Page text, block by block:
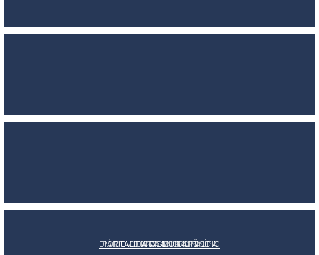
PORTAL DA TRANSPARÊNCIA
E-SIC
OUVIDORIA MUNICIPAL
DIÁRIO OFICIAL DO MUNICÍPIO